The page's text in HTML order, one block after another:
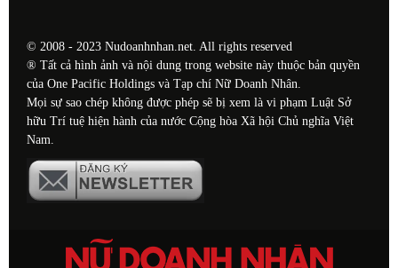
© 2008 - 2023 Nudoanhnhan.net. All rights reserved
® Tất cả hình ảnh và nội dung trong website này thuộc bản quyền
của One Pacific Holdings và Tạp chí Nữ Doanh Nhân.
Mọi sự sao chép không được phép sẽ bị xem là vi phạm Luật Sở
hữu Trí tuệ hiện hành của nước Cộng hòa Xã hội Chủ nghĩa Việt
Nam.